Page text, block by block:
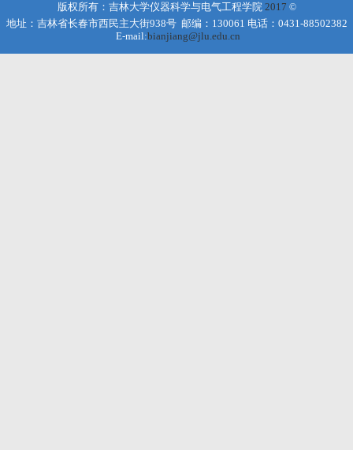
版权所有：吉林大学仪器科学与电气工程学院 2017 ©
地址：吉林省长春市西民主大街938号 邮编：130061 电话：0431-88502382
E-mail:bianjiang@jlu.edu.cn